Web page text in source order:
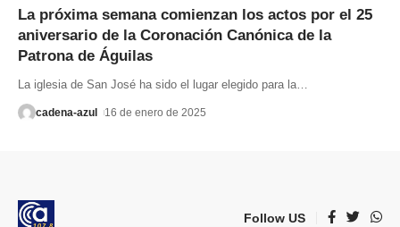
La próxima semana comienzan los actos por el 25
aniversario de la Coronación Canónica de la
Patrona de Águilas
La iglesia de San José ha sido el lugar elegido para la
cadena-azul 16 de enero de 2025
Follow US